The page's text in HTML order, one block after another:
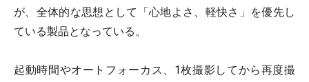
が、全体的な思想として「心地よさ、軽快さ」を優先し
ている製品となっている。
起動時間やオートフォーカス、1枚撮影してから再度撮